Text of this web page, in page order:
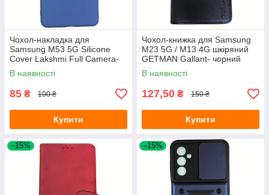
Чохол-накладка для
Samsung M53 5G Silicone
Cover Lakshmi Full Camera-
темно-синій
В наявності
85 ₴ 100 ₴
Купити
Чохол-книжка для Samsung
M23 5G / M13 4G шкіряний
GETMAN Gallant- чорний
В наявності
127,50 ₴ 150 ₴
Купити
–15% –15%